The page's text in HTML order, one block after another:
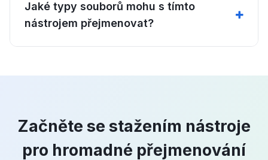
Jaké typy souborů mohu s tímto
nástrojem přejmenovat?
Začněte se stažením nástroje
pro hromadné přejmenování